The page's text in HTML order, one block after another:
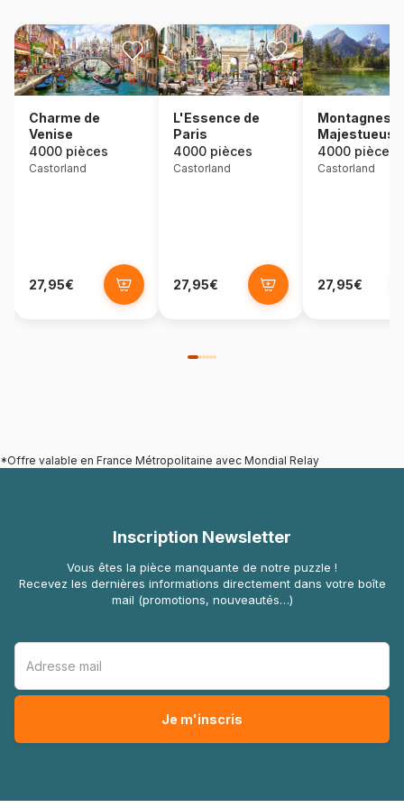
Charme de
Venise
4000 pièces
Castorland
27,95€
L'Essence de
Paris
4000 pièces
Castorland
27,95€
Montagnes
4000 pièces
Castorland
27,95€
*Offre valable en France Métropolitaine avec Mondial Relay
Inscription Newsletter
Vous êtes la pièce manquante de notre puzzle !
Recevez les dernières informations directement dans votre boîte
mail (promotions, nouveautés…)